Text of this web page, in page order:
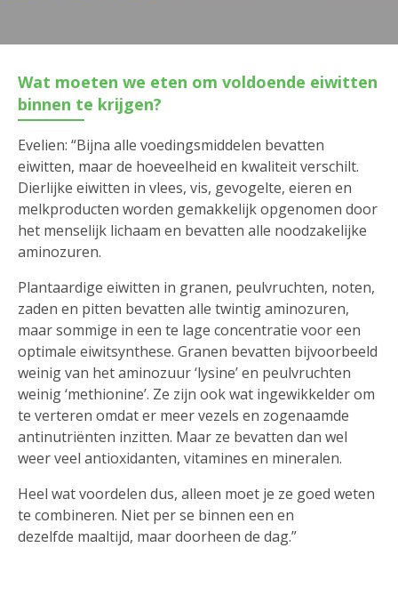
Wat moeten we eten om voldoende eiwitten
binnen te krijgen?
Evelien: “Bijna alle voedingsmiddelen bevatten
eiwitten, maar de hoeveelheid en kwaliteit verschilt.
Dierlijke eiwitten in vlees, vis, gevogelte, eieren en
melkproducten worden gemakkelijk opgenomen door
het menselijk lichaam en bevatten alle noodzakelijke
aminozuren.
Plantaardige eiwitten in granen, peulvruchten, noten,
zaden en pitten bevatten alle twintig aminozuren,
maar sommige in een te lage concentratie voor een
optimale eiwitsynthese. Granen bevatten bijvoorbeeld
weinig van het aminozuur ‘lysine’ en peulvruchten
weinig ‘methionine’. Ze zijn ook wat ingewikkelder om
te verteren omdat er meer vezels en zogenaamde
antinutriënten inzitten. Maar ze bevatten dan wel
weer veel antioxidanten, vitamines en mineralen.
Heel wat voordelen dus, alleen moet je ze goed weten
te combineren. Niet per se binnen een en
dezelfde maaltijd, maar doorheen de dag.”